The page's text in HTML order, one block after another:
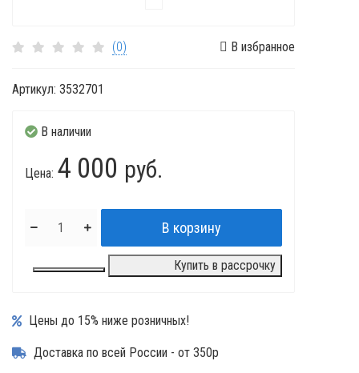
(0) В избранное
Артикул: 3532701
В наличии
Цена: 4 000 руб.
Купить в рассрочку
Цены до 15% ниже розничных!
Доставка по всей России - от 350р